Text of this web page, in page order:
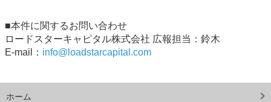
ホーム
■本件に関するお問い合わせ
ロードスターキャピタル株式会社 広報担当：鈴木
E-mail： info@loadstarcapital.com